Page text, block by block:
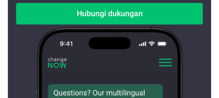
Hubungi dukungan